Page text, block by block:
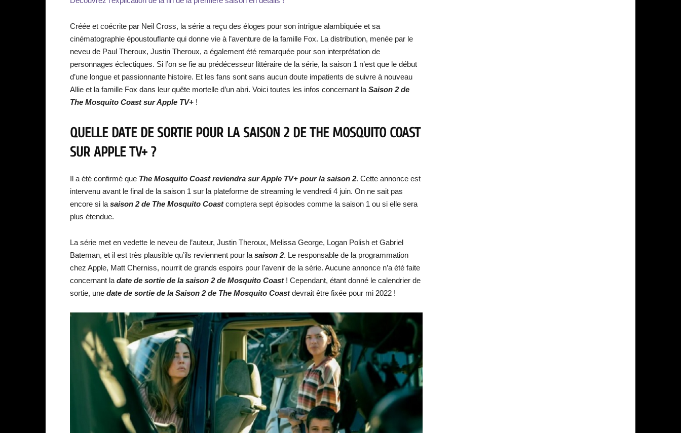
Créée et coécrite par Neil Cross, la série a reçu des éloges pour son intrigue alambiquée et sa
cinématographie époustouflante qui donne vie à l’aventure de la famille Fox. La distribution, menée par le
neveu de Paul Theroux, Justin Theroux, a également été remarquée pour son interprétation de
personnages éclectiques. Si l’on se fie au prédécesseur littéraire de la série, la saison 1 n’est que le début
d’une longue et passionnante histoire. Et les fans sont sans aucun doute impatients de suivre à nouveau
Allie et la famille Fox dans leur quête mortelle d’un abri. Voici toutes les infos concernant la Saison 2 de
The Mosquito Coast sur Apple TV+ !
QUELLE DATE DE SORTIE POUR LA SAISON 2 DE THE MOSQUITO COAST
SUR APPLE TV+ ?
Il a été confirmé que The Mosquito Coast reviendra sur Apple TV+ pour la saison 2. Cette annonce est
intervenu avant le final de la saison 1 sur la plateforme de streaming le vendredi 4 juin. On ne sait pas
encore si la saison 2 de The Mosquito Coastcomptera sept épisodes comme la saison 1 ou si elle sera
plus étendue.
La série met en vedette le neveu de l’auteur, Justin Theroux, Melissa George, Logan Polish et Gabriel
Bateman, et il est très plausible qu’ils reviennent pour la saison 2. Le responsable de la programmation
chez Apple, Matt Cherniss, nourrit de grands espoirs pour l’avenir de la série. Aucune annonce n’a été faite
concernant la date de sortie de la saison 2 de Mosquito Coast ! Cependant, étant donné le calendrier de
sortie, une date de sortie de la Saison 2 de The Mosquito Coastdevrait être fixée pour mi 2022 !